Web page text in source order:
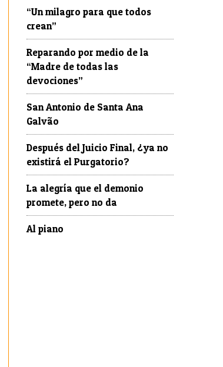
“Un milagro para que todos
crean”
Reparando por medio de la
“Madre de todas las
devociones”
San Antonio de Santa Ana
Galvão
Después del Juicio Final, ¿ya no
existirá el Purgatorio?
La alegría que el demonio
promete, pero no da
Al piano